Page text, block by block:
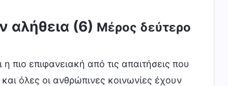
αλήθεια (6) Μέρος δεύτερο
πιο επιφανειακή από τις απαιτήσεις που
όλες οι ανθρώπινες κοινωνίες έχουν